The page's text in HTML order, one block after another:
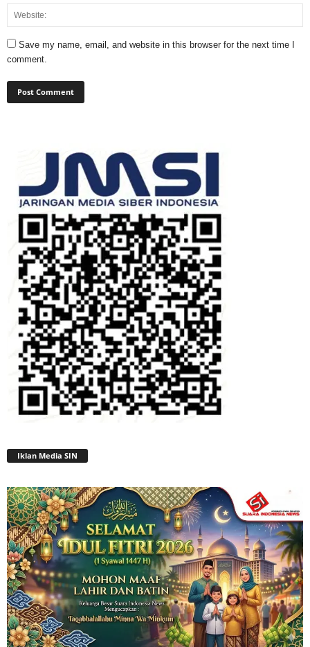
Save my name, email, and website in this browser for the next time I
comment.
Iklan Media SIN